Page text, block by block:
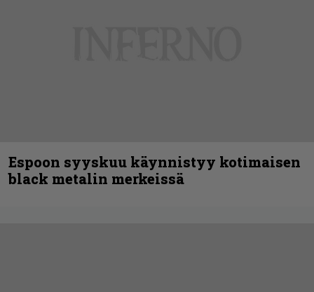
Espoon syyskuu käynnistyy kotimaisen
black metalin merkeissä